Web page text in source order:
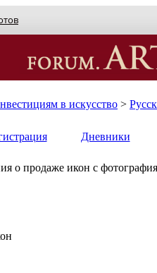
в искусство >
Дневники
о продаже икон с